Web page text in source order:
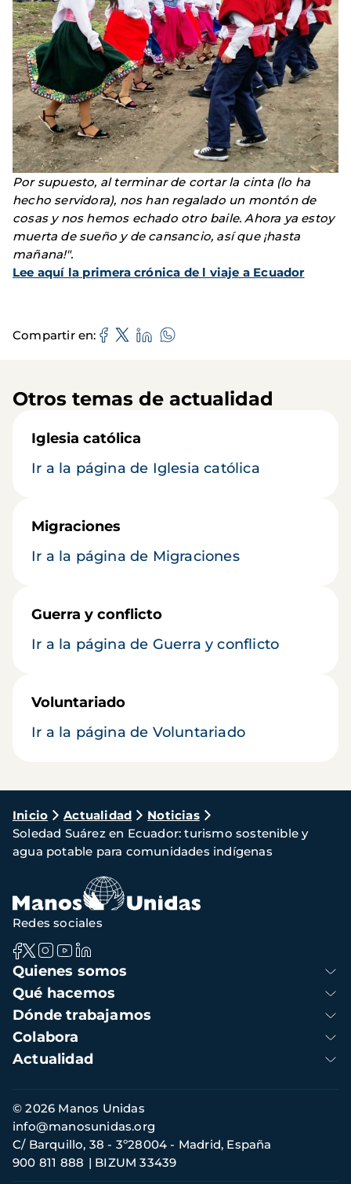
Por supuesto, al terminar de cortar la cinta (lo ha
hecho servidora), nos han regalado un montón de
cosas y nos hemos echado otro baile. Ahora ya estoy
muerta de sueño y de cansancio, así que ¡hasta
mañana!".
Lee aquí la primera crónica de l viaje a Ecuador
Compartir en
Otros temas de actualidad
Iglesia católica
Ir a la página de Iglesia católica
Migraciones
Ir a la página de Migraciones
Guerra y conflicto
Ir a la página de Guerra y conflicto
Voluntariado
Ir a la página de Voluntariado
Ruta
de
navegación
Inicio Actualidad
Noticias
Soledad Suárez en Ecuador: turismo sostenible y
agua potable para comunidades indígenas
Navegación
principal
Quienes somos
Qué hacemos
Dónde trabajamos
Colabora
Actualidad
Redes sociales
Información
de
contacto
© 2026 Manos Unidas
C/ Barquillo, 38 - 3º28004 - Madrid, España
900 811 888
BIZUM 33439
info@manosunidas.org